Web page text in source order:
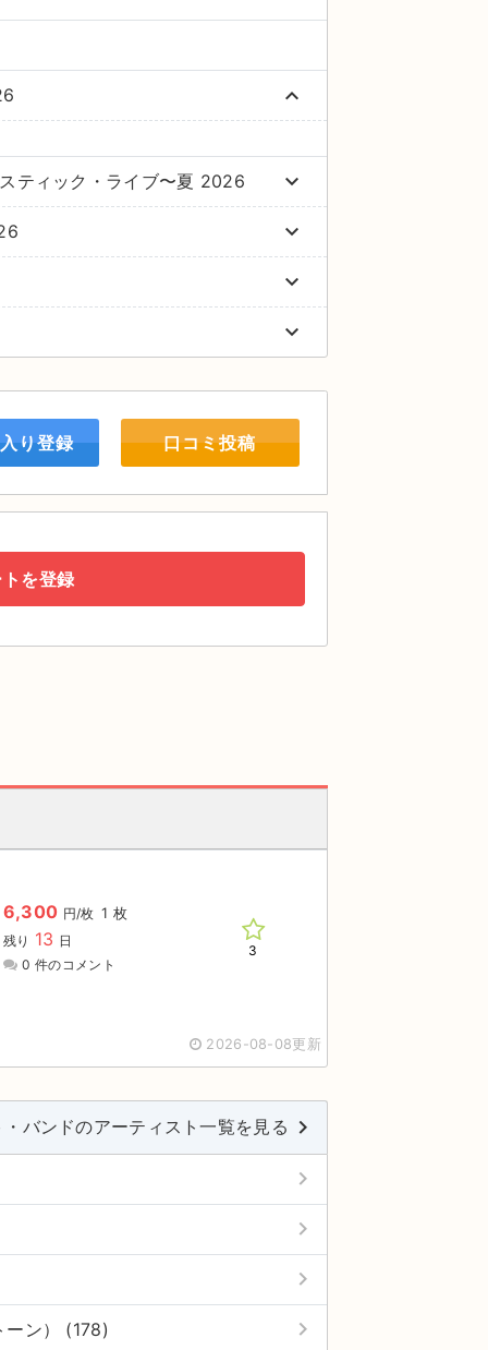
keyboard_arrow_up
ティック・ライブ〜夏 2026 keyboard_arrow_down
keyboard_arrow_down
keyboard_arrow_down
keyboard_arrow_down
り登録 口コミ投稿
を登録
6,300 円/枚 1 枚
残り 13 日
0 件のコメント
3
2026-08-08更新
バンドのアーティスト一覧を見る keyboard_arrow_right
keyboard_arrow_right
keyboard_arrow_right
keyboard_arrow_right
ン） (178) keyboard_arrow_right